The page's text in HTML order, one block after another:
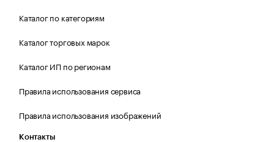
Каталог по категориям
Каталог торговых марок
Каталог ИП по регионам
Правила использования сервиса
Правила использования изображений
Контакты